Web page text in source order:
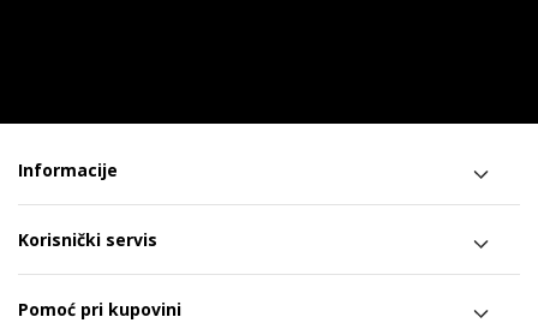
Informacije
Korisnički servis
Pomoć pri kupovini